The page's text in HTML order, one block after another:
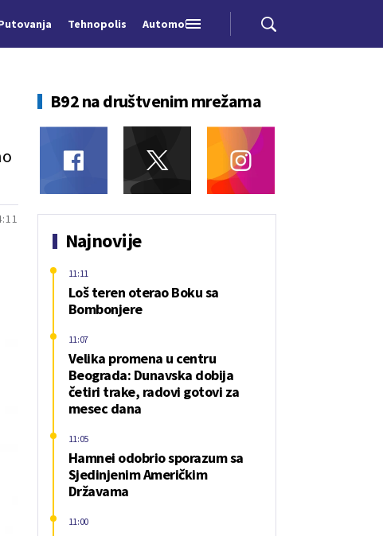
Tehnopolis Automobili
B92 na društvenim mrežama
Najnovije
Loš teren oterao Boku sa
Bombonjere
11:11
Velika promena u centru
Beograda: Dunavska dobija
četiri trake, radovi gotovi za
mesec dana
11:07
Hamnei odobrio sporazum sa
Sjedinjenim Američkim
Državama
11:05
11:00